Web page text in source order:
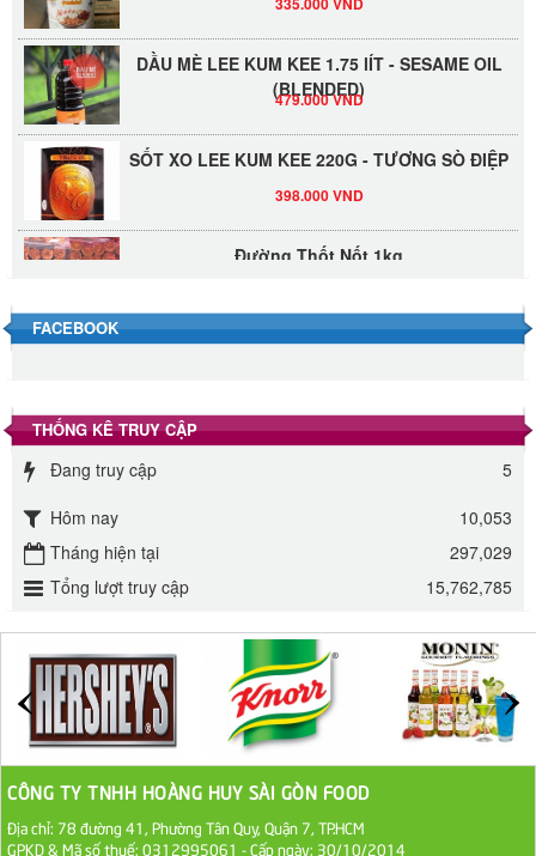
DẦU MÈ LEE KUM KEE 1.75 lÍT - SESAME OIL
(BLENDED)
479.000 VND
SỐT XO LEE KUM KEE 220G - TƯƠNG SÒ ĐIỆP
Đường Thốt Nốt 1kg
Đường phèn hạt Long An 500g
Đường phèn Long An bao 10kg
Đường mía thiên nhiên Biên Hòa gói 1kg
27.000 VND
Đường cát trắng An Khê bao 50kg
Sa Tế Tôm Cholimex PET Hũ 450g
FACEBOOK
THỐNG KÊ TRUY CẬP
Đang truy cập
5
Hôm nay
10,053
Tháng hiện tại
297,029
Tổng lượt truy cập
15,762,785
CÔNG TY TNHH HOÀNG HUY SÀI GÒN FOOD
Địa chỉ: 78 đường 41, Phường Tân Quy, Quận 7, TP.HCM
GPKD & Mã số thuế: 0312995061 - Cấp ngày: 30/10/2014